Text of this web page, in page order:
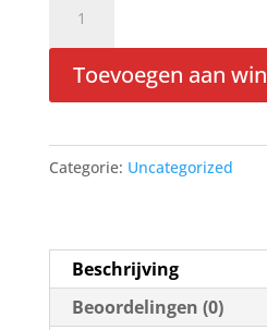
Card
Toevoegen aan
Categorie: Uncategorized
Beschrijving
Beoordelingen (0)